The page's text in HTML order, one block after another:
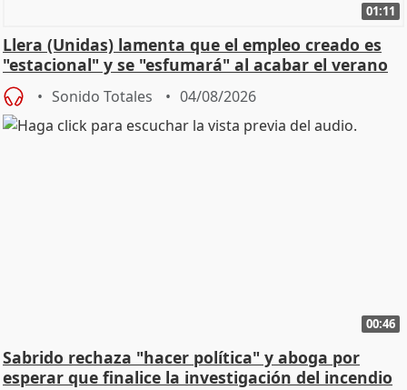
01:11
Llera (Unidas) lamenta que el empleo creado es
"estacional" y se "esfumará" al acabar el verano
Sonido Totales 04/08/2026
00:46
Sabrido rechaza "hacer política" y aboga por
esperar que finalice la investigación del incendio